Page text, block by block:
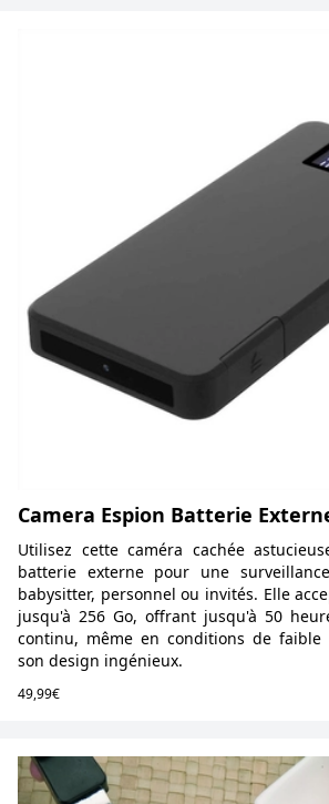
Camera Espion Batterie
Utilisez cette caméra cachée
batterie externe pour une
babysitter, personnel ou invités. Elle
jusqu'à 256 Go, offrant jusqu'à 50
continu, même en conditions de faible
son design ingénieux.
49,99€